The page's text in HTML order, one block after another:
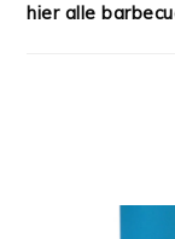
hier alle